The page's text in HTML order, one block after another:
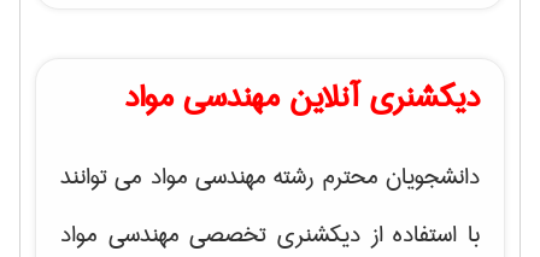
دیکشنری آنلاین مهندسی مواد
دانشجویان محترم رشته مهندسی مواد می توانند
با استفاده از دیکشنری تخصصی مهندسی مواد